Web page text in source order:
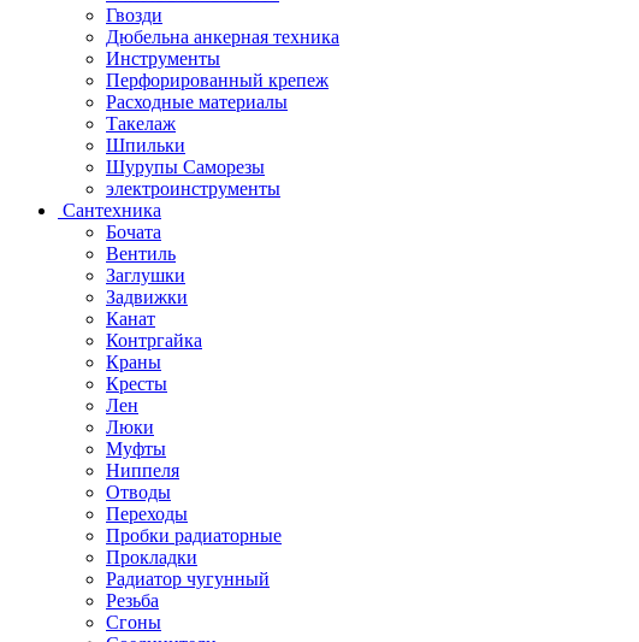
Гвозди
Дюбельна анкерная техника
Инструменты
Перфорированный крепеж
Расходные материалы
Такелаж
Шпильки
Шурупы Саморезы
электроинструменты
Сантехника
Бочата
Вентиль
Заглушки
Задвижки
Канат
Контргайка
Краны
Кресты
Лен
Люки
Муфты
Ниппеля
Отводы
Переходы
Пробки радиаторные
Прокладки
Радиатор чугунный
Резьба
Сгоны